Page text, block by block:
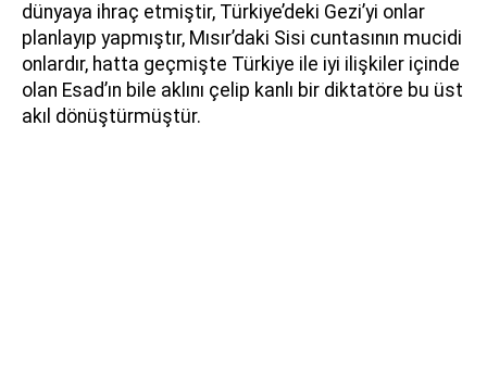
dünyaya ihraç etmiştir, Türkiye’deki Gezi’yi onlar
planlayıp yapmıştır, Mısır’daki Sisi cuntasının mucidi
onlardır, hatta geçmişte Türkiye ile iyi ilişkiler içinde
olan Esad’ın bile aklını çelip kanlı bir diktatöre bu üst
akıl dönüştürmüştür.